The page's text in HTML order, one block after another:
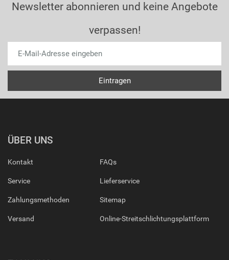
Newsletter abonnieren und keine Angebote
verpassen!
ÜBER UNS
Kontakt
Service
Zahlungsmethoden
Versand
FAQs
Lieferservice
Sitemap
Online-Streitschlichtungsplattform